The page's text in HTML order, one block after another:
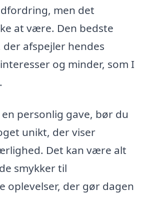
men det
at være. Den bedste
afspejler hendes
og minder, som I
personlig gave, bør du
unikt, der viser
Det kan være alt
smykker til
oplevelser, der gør dagen